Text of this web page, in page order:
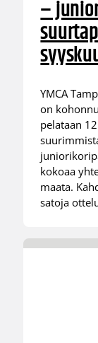
–
YMCA
on
pelataan
kokoaa
maata.
satoja